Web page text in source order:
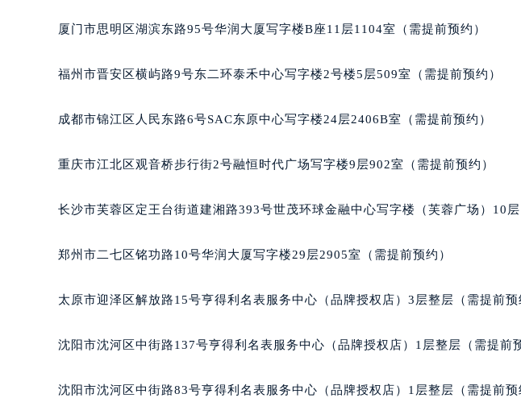
黑龙江省齐齐哈尔市龙沙区龙华路百达翡丽售后服务中心（需提前
黑龙江省绥化市北林区新华街与康庄路交叉口百达翡丽售后服务
吉林省白城市洮北区明仁南街百达翡丽售后服务中心（需提前预约
吉林省吉林市船营区河南街百达翡丽售后服务中心（需提前预约）
吉林省梅河口市新华街道梅河大街百达翡丽售后服务中心（需提
吉林省松原市宁江区五环大街百达翡丽售后服务中心（需提前预约
吉林省延边市延吉市解放路百达翡丽售后服务中心（需提前预约
辽宁省本溪市平山区胜利路百达翡丽售后服务中心（需提前预约
辽宁省丹东市振兴区七经街百达翡丽售后服务中心（需提前预约
厦门市思明区湖滨东路95号华润大厦写字楼B座11层1104室（需提前预约）
福州市晋安区横屿路9号东二环泰禾中心写字楼2号楼5层509室（需提前预约）
成都市锦江区人民东路6号SAC东原中心写字楼24层2406B室（需提前预约）
重庆市江北区观音桥步行街2号融恒时代广场写字楼9层902室（需提前预约）
长沙市芙蓉区定王台街道建湘路393号世茂环球金融中心写字楼（芙蓉广场）10层
郑州市二七区铭功路10号华润大厦写字楼29层2905室（需提前预约）
太原市迎泽区解放路15号亨得利名表服务中心（品牌授权店）3层整层（需提前预
沈阳市沈河区中街路137号亨得利名表服务中心（品牌授权店）1层整层（需提前
沈阳市沈河区中街路83号亨得利名表服务中心（品牌授权店）1层整层（需提前预